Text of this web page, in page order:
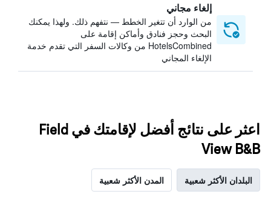
إلغاء مجاني
من الوارد أن تتغير الخطط — نتفهم ذلك. ولهذا يمكنك
البحث وحجز فنادق وأماكن إقامة على
HotelsCombined من وكالات السفر التي تقدم خدمة
الإلغاء المجاني
اعثر على نتائج أفضل لإقامتك في Field
View B&B
البلدان الأكثر شعبية المدن الأكثر شعبية